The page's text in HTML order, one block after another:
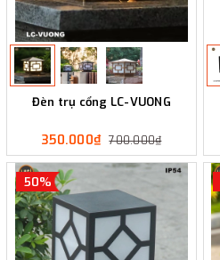
Đèn trụ cổng LC-VUONG
350.000₫ 700.000₫
50%